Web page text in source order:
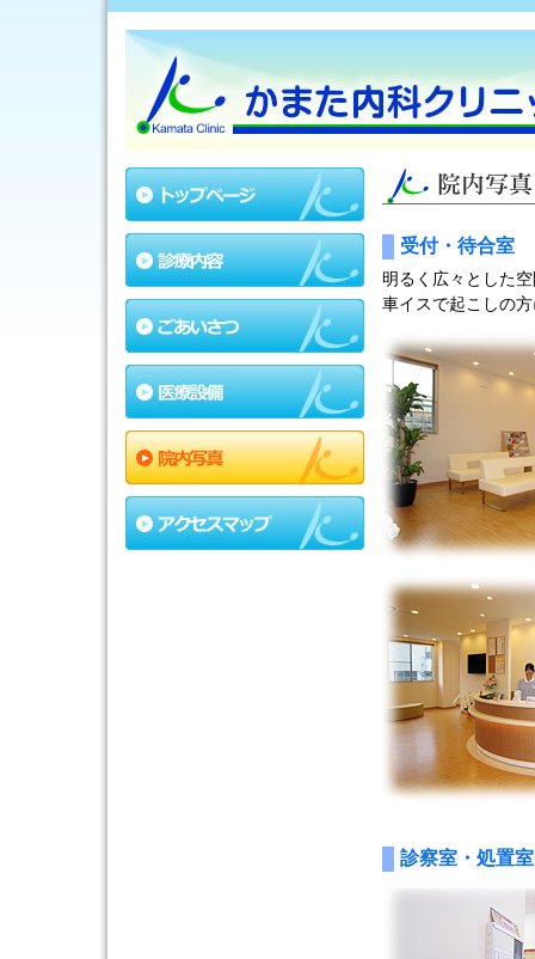
受付・待合室
明るく広々とした
車イスで起こしの
診察室・処置室